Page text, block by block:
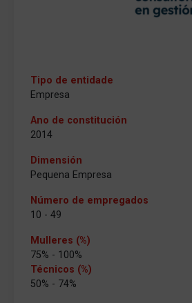
Tipo de entidade
Empresa
Ano de constitución
2014
Dimensión
Pequena Empresa
Número de empregados
10 - 49
Mulleres (%)
75% - 100%
Técnicos (%)
50% - 74%